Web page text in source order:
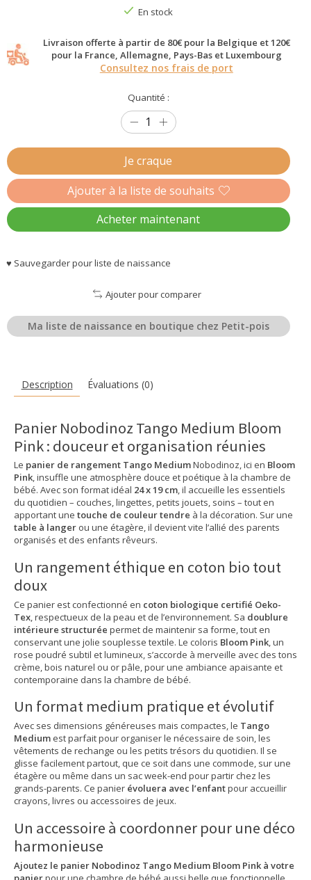
En stock
Livraison offerte à partir de 80€ pour la Belgique et 120€
pour la France, Allemagne, Pays-Bas et Luxembourg
Consultez nos frais de port
Quantité :
Je craque
Ajouter à la liste de souhaits
Acheter maintenant
♥ Sauvegarder pour liste de naissance
Ajouter pour comparer
Ma liste de naissance en boutique chez Petit-pois
Description Évaluations (0)
Panier Nobodinoz Tango Medium Bloom
Pink : douceur et organisation réunies
Le panier de rangement Tango MediumNobodinoz, ici en Bloom
Pink, insuffle une atmosphère douce et poétique à la chambre de
bébé. Avec son format idéal 24 x 19 cm, il accueille les essentiels
du quotidien – couches, lingettes, petits jouets, soins – tout en
apportant une touche de couleur tendre à la décoration. Sur une
table à langer ou une étagère, il devient vite l’allié des parents
organisés et des enfants rêveurs.
Un rangement éthique en coton bio tout
doux
Ce panier est confectionné en coton biologique certifié Oeko-
Tex, respectueux de la peau et de l’environnement. Sa doublure
intérieure structurée permet de maintenir sa forme, tout en
conservant une jolie souplesse textile. Le coloris Bloom Pink, un
rose poudré subtil et lumineux, s’accorde à merveille avec des tons
crème, bois naturel ou or pâle, pour une ambiance apaisante et
contemporaine dans la chambre de bébé.
Un format medium pratique et évolutif
Avec ses dimensions généreuses mais compactes, le Tango
Medium est parfait pour organiser le nécessaire de soin, les
vêtements de rechange ou les petits trésors du quotidien. Il se
glisse facilement partout, que ce soit dans une commode, sur une
étagère ou même dans un sac week-end pour partir chez les
grands-parents. Ce panier évoluera avec l’enfantpour accueillir
crayons, livres ou accessoires de jeux.
Un accessoire à coordonner pour une déco
harmonieuse
Ajoutez le panier Nobodinoz Tango Medium Bloom Pink à votre